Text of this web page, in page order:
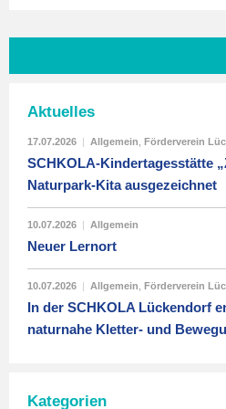
Aktuelles
17.07.2026 | Allgemein Förderverein
SCHKOLA-Kindertagesstätte
Naturpark-Kita ausgezeichnet
10.07.2026 | Allgemein
Neuer Lernort
10.07.2026 | Allgemein Förderverein
In der SCHKOLA Lückendorf
naturnahe Kletter- und
Kategorien